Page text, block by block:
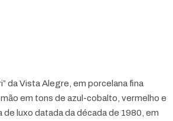
da Vista Alegre, em porcelana fina
em tons de azul-cobalto, vermelho e
luxo datada da década de 1980, em